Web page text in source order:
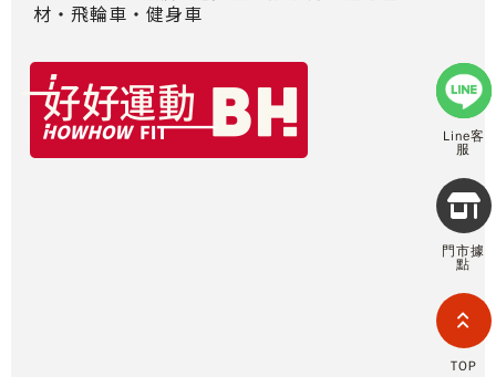
2026
Line客
服
門市據
點
TOP
材‧飛輪車‧健身車